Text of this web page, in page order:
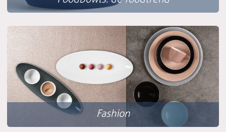
Fashion